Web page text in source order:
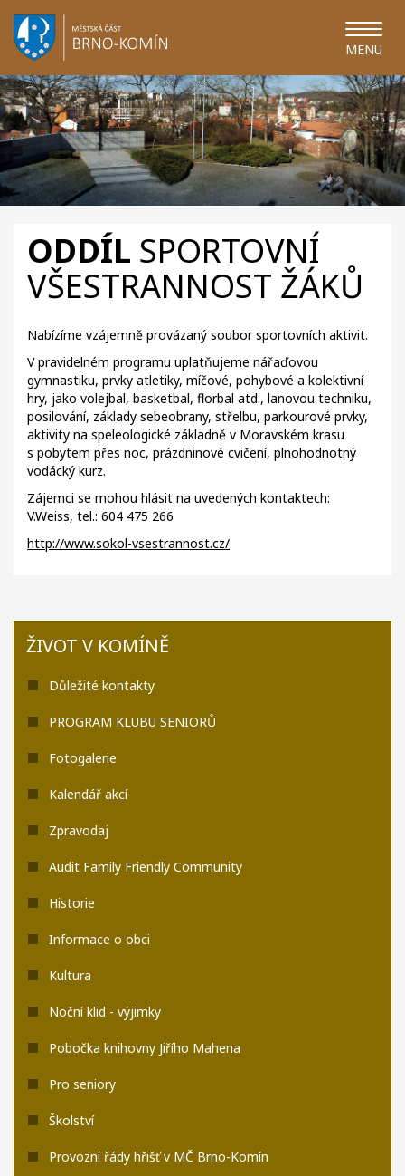
MENU
ODDÍL SPORTOVNÍ
VŠESTRANNOST ŽÁKŮ
Nabízíme vzájemně provázaný soubor sportovních aktivit.
V pravidelném programu uplatňujeme nářaďovou
gymnastiku, prvky atletiky, míčové, pohybové a kolektivní
hry, jako volejbal, basketbal, florbal atd., lanovou techniku,
posilování, základy sebeobrany, střelbu, parkourové prvky,
aktivity na speleologické základně v Moravském krasu
s pobytem přes noc, prázdninové cvičení, plnohodnotný
vodácký kurz.
Zájemci se mohou hlásit na uvedených kontaktech:
V.Weiss, tel.: 604 475 266
http://www.sokol-vsestrannost.cz/
ŽIVOT V KOMÍNĚ
Důležité kontakty
PROGRAM KLUBU SENIORŮ
Fotogalerie
Kalendář akcí
Zpravodaj
Audit Family Friendly Community
Historie
Informace o obci
Kultura
Noční klid - výjimky
Pobočka knihovny Jiřího Mahena
Pro seniory
Školství
Provozní řády hřišť v MČ Brno-Komín